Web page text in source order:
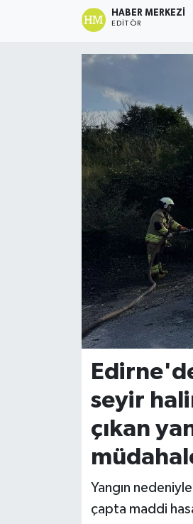
HABER MERKEZI
EDITÖR
seyir
çıkan
Yangın
çapta maddi
Edremit
EĞİTİM
EKONOMİ
KENT GÜNDEMİ
KÜLTÜR-SANAT
Haber Arşivi